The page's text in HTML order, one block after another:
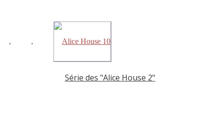
Série des "Alice House 2"